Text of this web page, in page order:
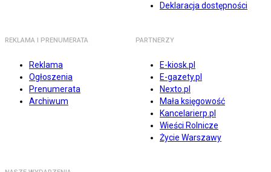
Deklaracja dostępności
REKLAMA I PRENUMERATA
Reklama
Ogłoszenia
Prenumerata
Archiwum
PARTNERZY
E-kiosk.pl
E-gazety.pl
Nexto.pl
Mała księgowość
Kancelarierp.pl
Wieści Rolnicze
Życie Warszawy